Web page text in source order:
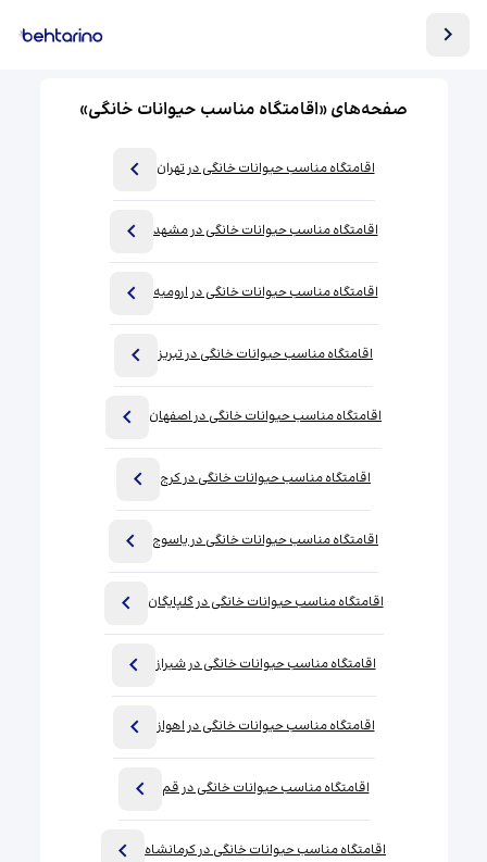
صفحه‌های «اقامتگاه مناسب حیوانات خانگی»
اقامتگاه مناسب حیوانات خانگی در تهران
اقامتگاه مناسب حیوانات خانگی در مشهد
اقامتگاه مناسب حیوانات خانگی در ارومیه
اقامتگاه مناسب حیوانات خانگی در تبریز
اقامتگاه مناسب حیوانات خانگی در اصفهان
اقامتگاه مناسب حیوانات خانگی در کرج
اقامتگاه مناسب حیوانات خانگی در یاسوج
اقامتگاه مناسب حیوانات خانگی در گلپایگان
اقامتگاه مناسب حیوانات خانگی در شیراز
اقامتگاه مناسب حیوانات خانگی در اهواز
اقامتگاه مناسب حیوانات خانگی در قم
اقامتگاه مناسب حیوانات خانگی در کرمانشاه